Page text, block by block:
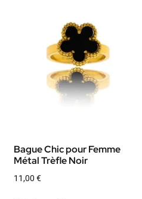
Bague Chic pour Femme
Métal Trèfle Noir
11,00 €